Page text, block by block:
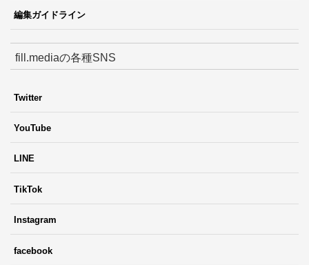
編集ガイドライン
fill.mediaの各種SNS
Twitter
YouTube
LINE
TikTok
Instagram
facebook